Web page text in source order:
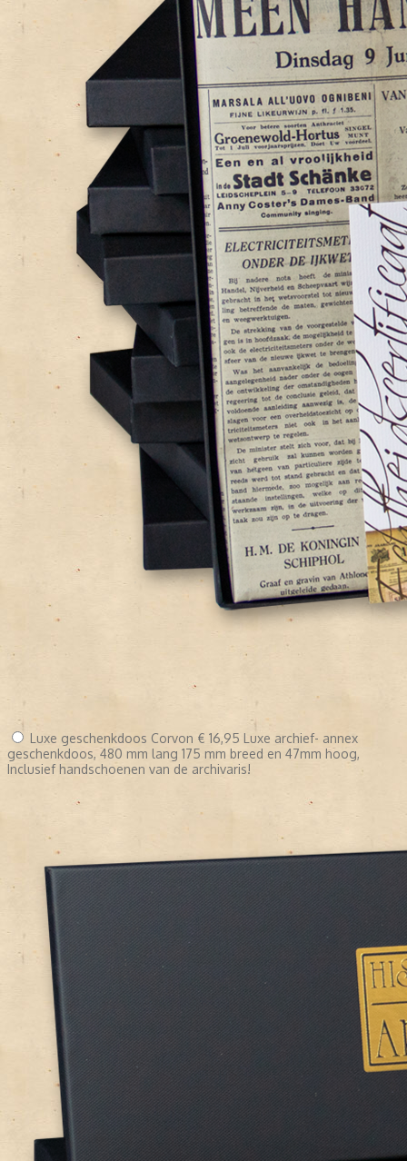
Luxe geschenkdoos Corvon € 16,95 Luxe archief- annex
geschenkdoos, 480 mm lang 175 mm breed en 47mm hoog,
Inclusief handschoenen van de archivaris!